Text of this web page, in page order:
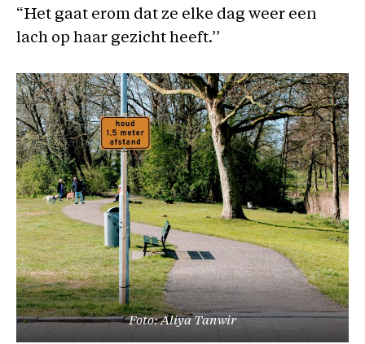
“Het gaat erom dat ze elke dag weer een
lach op haar gezicht heeft.’’
Foto: Aliya Tanwir